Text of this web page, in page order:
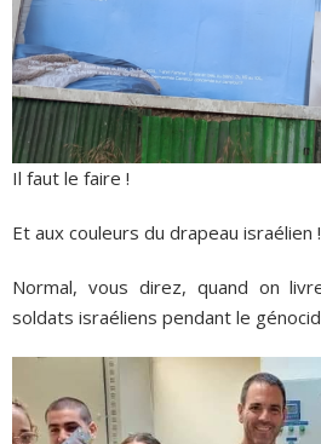
Il faut le faire !
Et aux couleurs du drapeau israélien !
Normal, vous direz, quand on
soldats israéliens pendant le